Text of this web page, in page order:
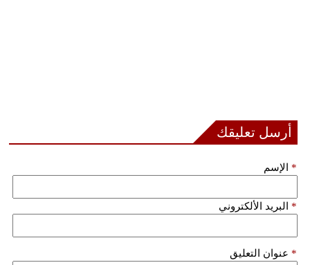
فيديو
أرسل تعليقك
الإسم *
البريد الألكتروني *
عنوان التعليق *